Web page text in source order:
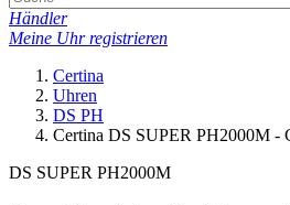
Händler
Meine Uhr registrieren
Certina
Uhren
DS PH
Certina DS SUPER PH2000M -
DS SUPER PH2000M